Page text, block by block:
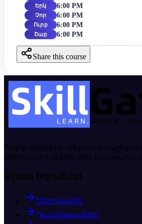
Երկ 6:00 PM
Չոր 6:00 PM
Ուրբ 6:00 PM
Շաբ 6:00 PM
Share this course
Բոլոր օնլայն և օֆլայն
միջոցառումները մեկ
Արագ հղումներ
Մեր մասին
Դասընթացներ